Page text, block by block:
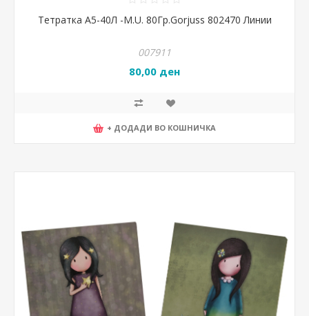
Тетратка А5-40Л -M.U. 80Гр.Gorjuss 802470 Линии
007911
80,00 ден
+ ДОДАДИ ВО КОШНИЧКА